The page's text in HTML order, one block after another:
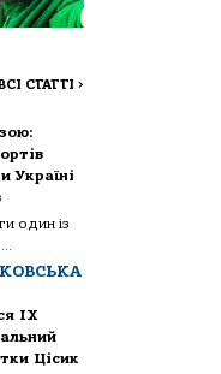
СТАТТІ >
Україні
один із
IX
Цісик